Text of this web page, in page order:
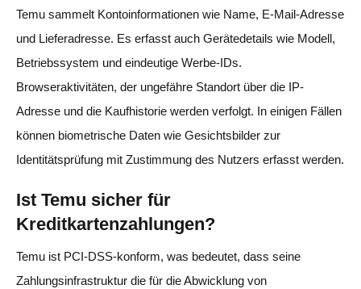
Temu sammelt Kontoinformationen wie Name, E-Mail-Adresse
und Lieferadresse. Es erfasst auch Gerätedetails wie Modell,
Betriebssystem und eindeutige Werbe-IDs.
Browseraktivitäten, der ungefähre Standort über die IP-
Adresse und die Kaufhistorie werden verfolgt. In einigen Fällen
können biometrische Daten wie Gesichtsbilder zur
Identitätsprüfung mit Zustimmung des Nutzers erfasst werden.
Ist Temu sicher für
Kreditkartenzahlungen?
Temu ist PCI-DSS-konform, was bedeutet, dass seine
Zahlungsinfrastruktur die für die Abwicklung von